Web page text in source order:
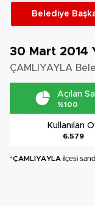
Belediye
30 Mart 2014
ÇAMLIYAYLA
Açılan
%100
Kullanılan
6.579
*ÇAMLIYAYLA ilçesi